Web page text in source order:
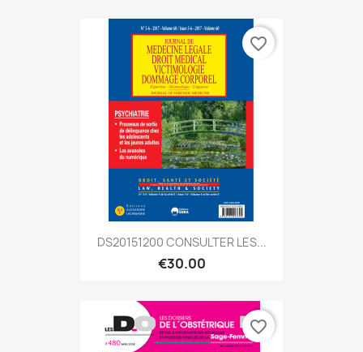
DS20151200 CONSULTER LES...
€30.00
favorite_border
favorite_border